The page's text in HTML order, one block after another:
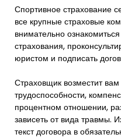
Спортивное страхование
все крупные страховые
внимательно
страхования,
юристом и подписать
Страховщик возместит
трудоспособности,
процентном отношении,
зависеть от вида травмы.
текст договора в